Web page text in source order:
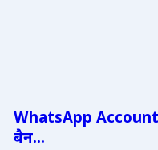
WhatsApp
बैन...